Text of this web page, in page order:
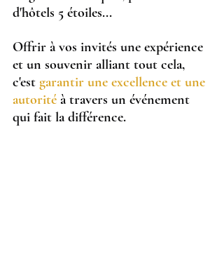
d'hôtels 5 étoiles...
Offrir à vos invités une expérience
et un souvenir alliant tout cela,
c'est garantir une excellence et une
autorité à travers un événement
qui fait la différence.